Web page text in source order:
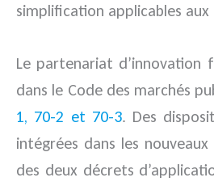
simplification applicables aux
Le partenariat d’innovation
dans le Code des marchés
1, 70-2 et 70-3. Des
intégrées dans les
des deux décrets